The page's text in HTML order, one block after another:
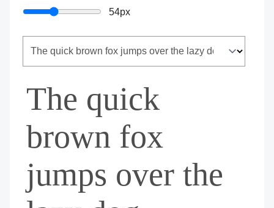
54px
The quick
brown fox
jumps over the